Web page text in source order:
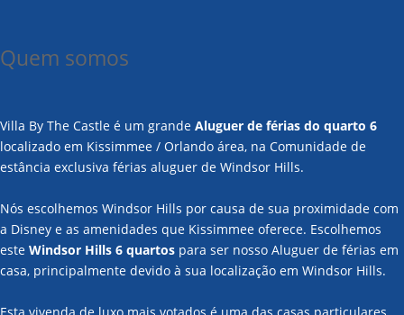
Quem somos
Villa By The Castle é um grande Aluguer de férias do quarto 6
localizado em Kissimmee / Orlando área, na Comunidade de
estância exclusiva férias aluguer de Windsor Hills.
Nós escolhemos Windsor Hills por causa de sua proximidade com
a Disney e as amenidades que Kissimmee oferece. Escolhemos
este Windsor Hills 6 quartos para ser nosso Aluguer de férias em
casa, principalmente devido à sua localização em Windsor Hills.